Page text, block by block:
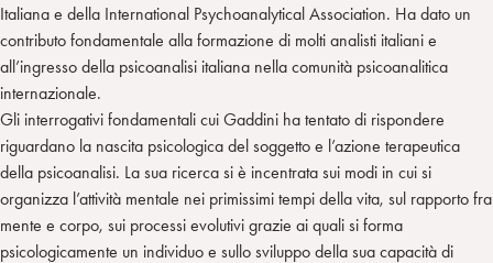
Italiana e della International Psychoanalytical Association. Ha dato un
contributo fondamentale alla formazione di molti analisti italiani e
all’ingresso della psicoanalisi italiana nella comunità psicoanalitica
internazionale.
Gli interrogativi fondamentali cui Gaddini ha tentato di rispondere
riguardano la nascita psicologica del soggetto e l’azione terapeutica
della psicoanalisi. La sua ricerca si è incentrata sui modi in cui si
organizza l’attività mentale nei primissimi tempi della vita, sul rapporto fra
mente e corpo, sui processi evolutivi grazie ai quali si forma
psicologicamente un individuo e sullo sviluppo della sua capacità di